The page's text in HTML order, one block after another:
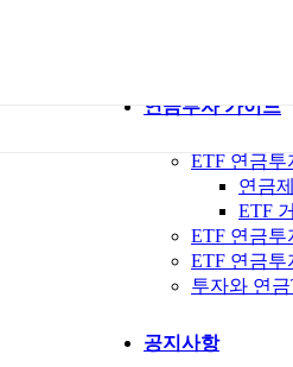
연금투자 가이드
ETF 연금투
연금
ETF
ETF 연금투
ETF 연금투
투자와 연
공지사항